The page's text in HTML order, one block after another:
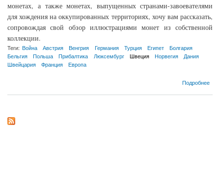
монетах, а также монетах, выпущенных странами-завоевателями
для хождения на оккупированных территориях, хочу вам рассказать,
сопровождая свой обзор иллюстрациями монет из собственной
коллекции.
Теги: Война Австрия Венгрия Германия Турция Египет
Болгария
Бельгия
Польша Прибалтика Люксембург Швеция Норвегия
Дания
Швейцария
Франция Европа
Подробнее